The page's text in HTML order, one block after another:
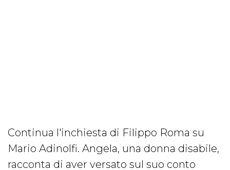
Continua l'inchiesta di Filippo Roma su
Mario Adinolfi. Angela, una donna disabile,
racconta di aver versato sul suo conto